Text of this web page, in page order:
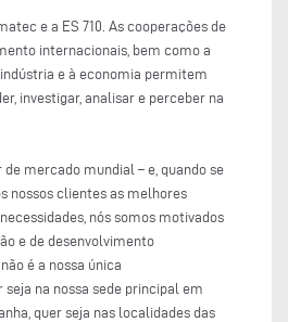
e a ES 710. As cooperações de
internacionais, bem como a
e à economia permitem
investigar, analisar e perceber na
mercado mundial – e, quando se
nossos clientes as melhores
nós somos motivados
e de desenvolvimento
é a nossa única
seja na nossa sede principal em
quer seja nas localidades das